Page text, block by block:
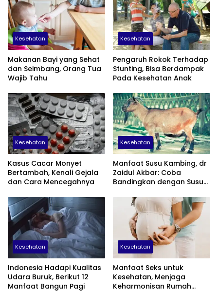
Kesehatan
Makanan Bayi yang Sehat
dan Seimbang, Orang Tua
Wajib Tahu
Kesehatan
Pengaruh Rokok Terhadap
Stunting, Bisa Berdampak
Pada Kesehatan Anak
Kesehatan
Kasus Cacar Monyet
Bertambah, Kenali Gejala
dan Cara Mencegahnya
Kesehatan
Manfaat Susu Kambing, dr
Zaidul Akbar: Coba
Bandingkan dengan Susu
Kesehatan
Indonesia Hadapi Kualitas
Udara Buruk, Berikut 12
Manfaat Bangun Pagi
Kesehatan
Manfaat Seks untuk
Kesehatan, Menjaga
Keharmonisan Rumah